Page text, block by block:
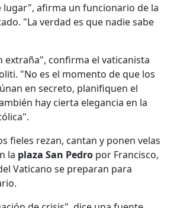
lugar", afirma un funcionario de la
"La verdad es que nadie sabe
extraña", confirma el vaticanista
"No es el momento de que los
en secreto, planifiquen el
hay cierta elegancia en la
fieles rezan, cantan y ponen velas
la plaza San Pedro por Francisco,
Vaticano se preparan para